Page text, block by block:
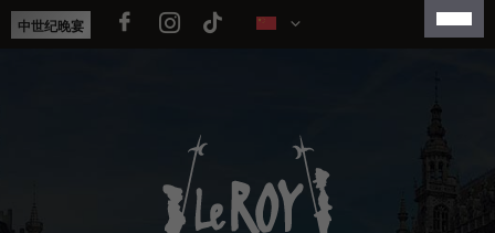
跳
至
中世纪晚宴
NEDERLANDS
ESPAÑOL